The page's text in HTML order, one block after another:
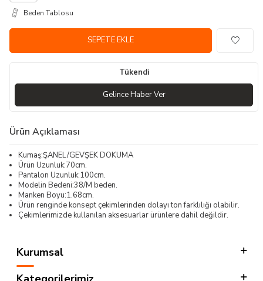
Beden Tablosu
SEPETE EKLE
Tükendi
Gelince Haber Ver
Ürün Açıklaması
Kumaş:ŞANEL/GEVŞEK DOKUMA
Ürün Uzunluk:70cm.
Pantalon Uzunluk:100cm.
Modelin Bedeni:38/M beden.
Manken Boyu:1.68cm.
Ürün renginde konsept çekimlerinden dolayı ton farklılığı olabilir.
Çekimlerimizde kullanılan aksesuarlar ürünlere dahil değildir.
Kurumsal